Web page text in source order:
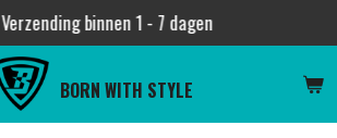
BORN WITH STYLE
Verzending binnen 1 - 7 dagen